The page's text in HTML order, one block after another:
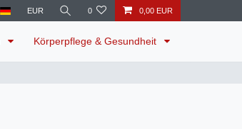
EUR 0 0,00 EUR
Körperpflege & Gesundheit